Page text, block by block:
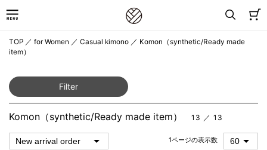
TOP ／ for Women ／ Casual kimono ／ Komon（synthetic/Ready made
item）
Filter
Komon（synthetic/Ready made item） 13 ／ 13
1ページの表示数